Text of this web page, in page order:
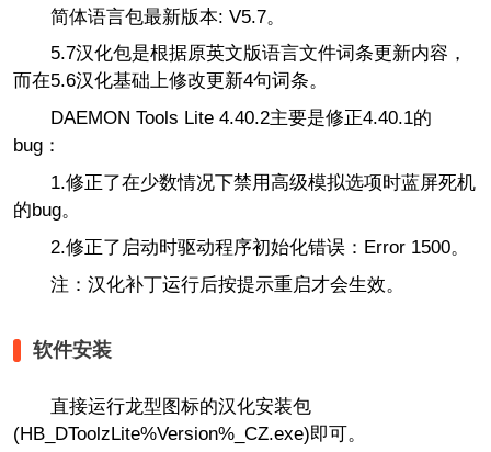
简体语言包最新版本: V5.7。
5.7汉化包是根据原英文版语言文件词条更新内容，
而在5.6汉化基础上修改更新4句词条。
DAEMON Tools Lite 4.40.2主要是修正4.40.1的
bug：
1.修正了在少数情况下禁用高级模拟选项时蓝屏死机
的bug。
2.修正了启动时驱动程序初始化错误：Error 1500。
注 ：汉化补丁运行后按提示重启才会生效。
软件安装
直接运行龙型图标的汉化安装包
(HB_DToolzLite%Version%_CZ.exe)即可。